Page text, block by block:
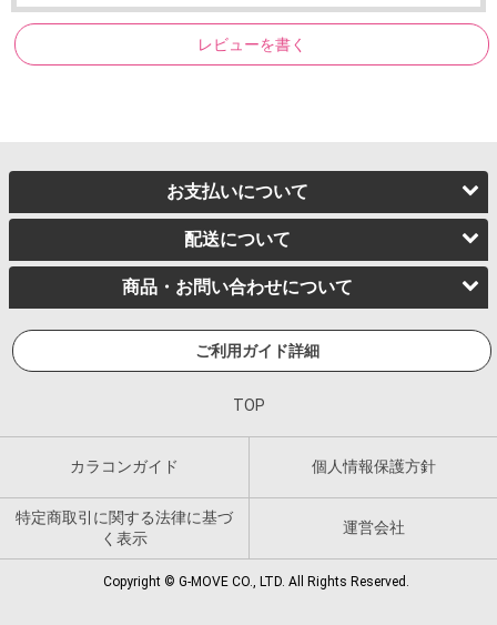
レビューを書く
お支払いについて
配送について
商品・お問い合わせについて
ご利用ガイド詳細
TOP
カラコンガイド 個人情報保護方針
特定商取引に関する法律に基づ
く表示
運営会社
Copyright © G-MOVE CO., LTD. All Rights Reserved.